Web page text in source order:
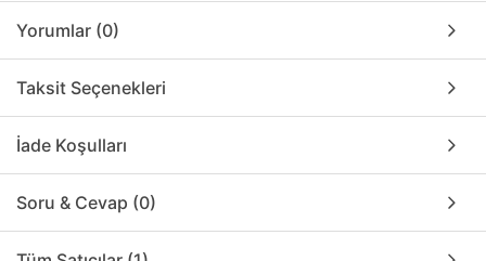
Yorumlar (0)
Taksit Seçenekleri
İade Koşulları
Soru & Cevap (0)